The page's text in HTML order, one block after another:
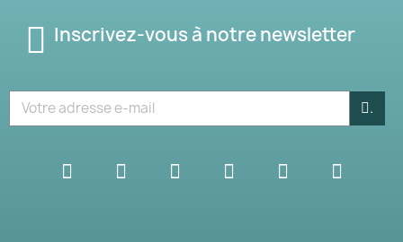
Inscrivez-vous à notre newsletter
.